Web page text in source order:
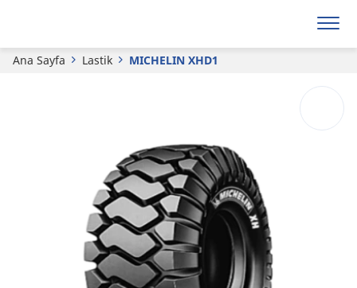
Ana Sayfa Lastik MICHELIN XHD1